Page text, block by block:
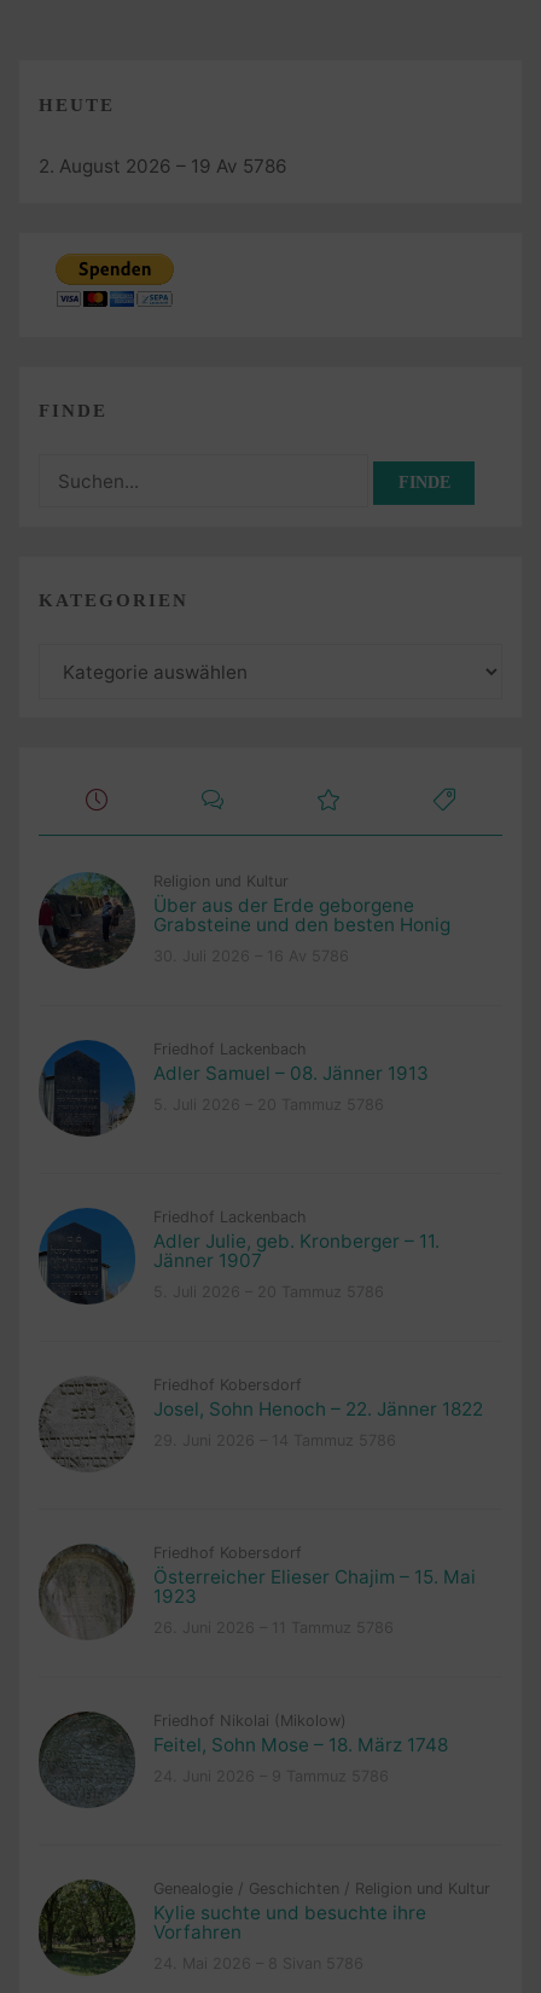
HEUTE
2. August 2026 – 19 Av 5786
FINDE
Suchen
KATEGORIEN
Religion und Kultur
Über aus der Erde geborgene
Grabsteine und den besten Honig
Friedhof Lackenbach
Adler Samuel – 08. Jänner 1913
Friedhof Lackenbach
Adler Julie, geb. Kronberger – 11.
Jänner 1907
Friedhof Kobersdorf
Josel, Sohn Henoch – 22. Jänner 1822
Friedhof Kobersdorf
Österreicher Elieser Chajim – 15. Mai
1923
Friedhof Nikolai (Mikolow)
Feitel, Sohn Mose – 18. März 1748
Genealogie / Geschichten / Religion und Kultur
Kylie suchte und besuchte ihre
Vorfahren